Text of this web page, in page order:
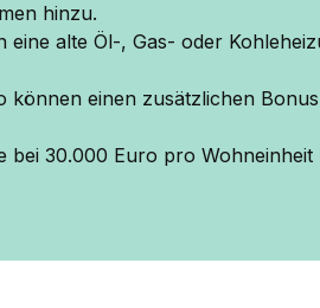
hinzu.
alte Öl-, Gas- oder
einen zusätzlichen
30.000 Euro pro Wohneinheit